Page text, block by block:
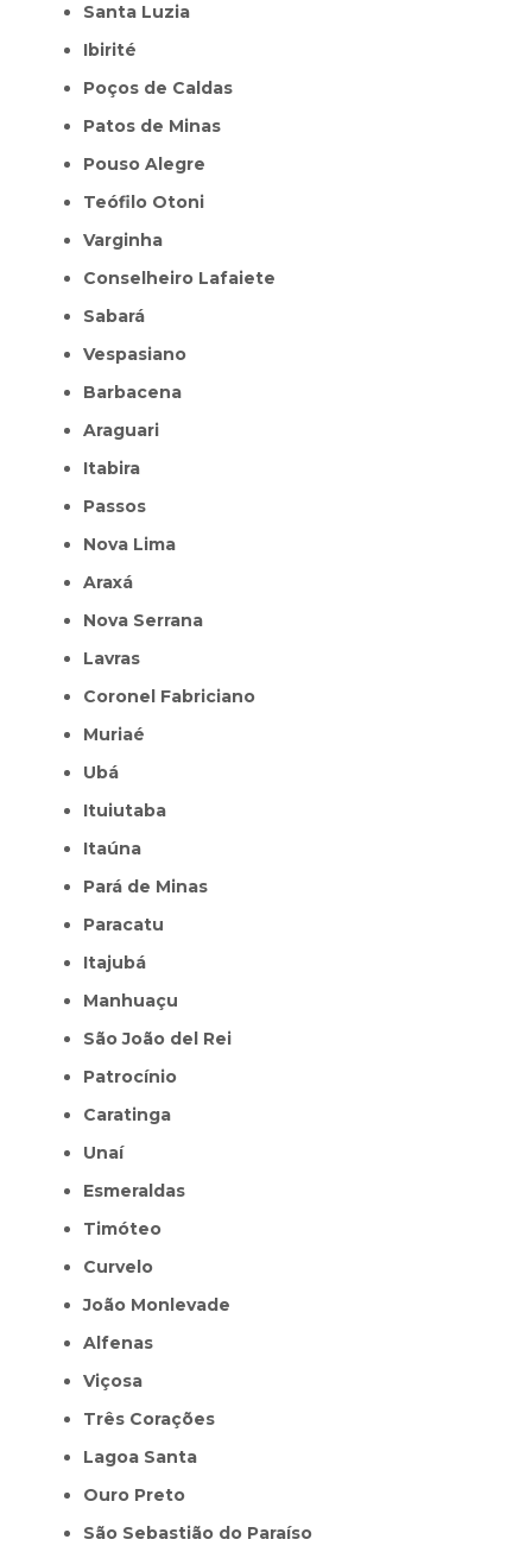
Santa Luzia
Ibirité
Poços de Caldas
Patos de Minas
Pouso Alegre
Teófilo Otoni
Varginha
Conselheiro Lafaiete
Sabará
Vespasiano
Barbacena
Araguari
Itabira
Passos
Nova Lima
Araxá
Nova Serrana
Lavras
Coronel Fabriciano
Muriaé
Ubá
Ituiutaba
Itaúna
Pará de Minas
Paracatu
Itajubá
Manhuaçu
São João del Rei
Patrocínio
Caratinga
Unaí
Esmeraldas
Timóteo
Curvelo
João Monlevade
Alfenas
Viçosa
Três Corações
Lagoa Santa
Ouro Preto
São Sebastião do Paraíso